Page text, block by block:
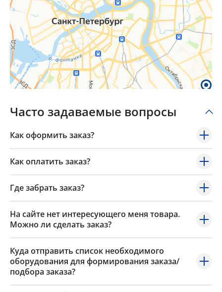
Часто задаваемые вопросы
Как оформить заказ?
Как оплатить заказ?
Где забрать заказ?
На сайте нет интересующего меня товара.
Можно ли сделать заказ?
Куда отправить список необходимого
оборудования для формирования заказа/
подбора заказа?